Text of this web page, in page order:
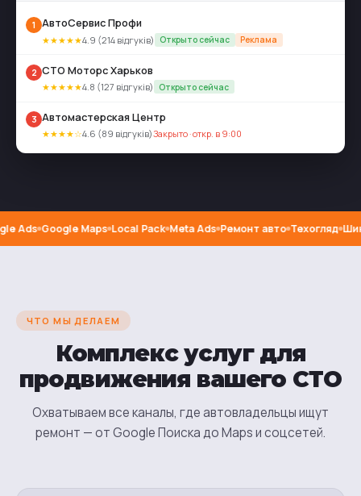
1 АвтоСервис Профи
★★★★★4.9 (214 відгуків) Открыто сейчас Реклама
2 СТО Моторс Харьков
★★★★★4.8 (127 відгуків) Открыто сейчас
3 Автомастерская Центр
★★★★☆4.6 (89 відгуків)Закрыто · откр. в 9:00
Ads Google Maps Local Pack Meta Ads Ремонт авто Техогляд
ЧТО МЫ ДЕЛАЕМ
Комплекс услуг для
продвижения вашего СТО
Охватываем все каналы, где автовладельцы ищут
ремонт — от Google Поиска до Maps и соцсетей.